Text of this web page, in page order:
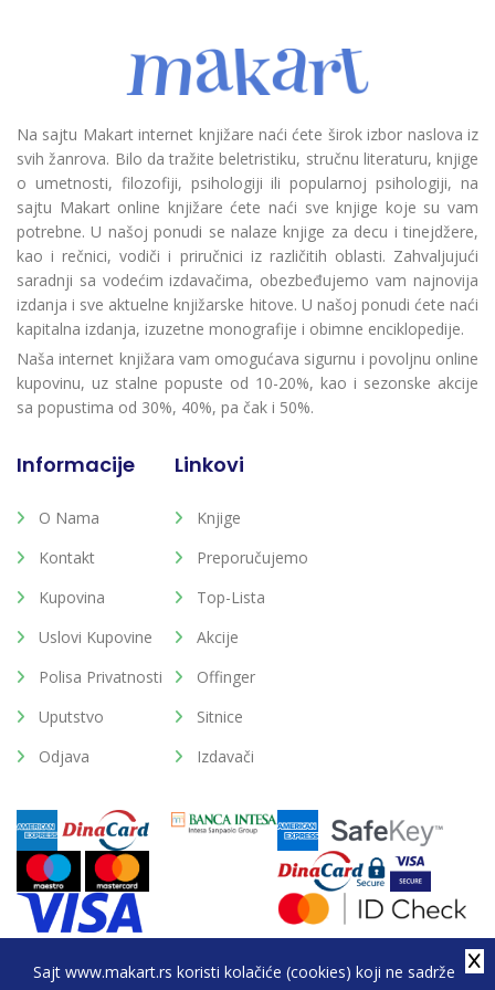
Sajt www.makart.rs koristi kolačiće (cookies) koji ne sadrže
Na sajtu Makart internet knjižare naći ćete širok izbor naslova iz
svih žanrova. Bilo da tražite beletristiku, stručnu literaturu, knjige
o umetnosti, filozofiji, psihologiji ili popularnoj psihologiji, na
sajtu Makart online knjižare ćete naći sve knjige koje su vam
potrebne. U našoj ponudi se nalaze knjige za decu i tinejdžere,
kao i rečnici, vodiči i priručnici iz različitih oblasti. Zahvaljujući
saradnji sa vodećim izdavačima, obezbeđujemo vam najnovija
izdanja i sve aktuelne knjižarske hitove. U našoj ponudi ćete naći
kapitalna izdanja, izuzetne monografije i obimne enciklopedije.
Naša internet knjižara vam omogućava sigurnu i povoljnu online
kupovinu, uz stalne popuste od 10-20%, kao i sezonske akcije
sa popustima od 30%, 40%, pa čak i 50%.
Informacije
O Nama
Kontakt
Kupovina
Uslovi Kupovine
Polisa Privatnosti
Uputstvo
Odjava
Linkovi
Knjige
Preporučujemo
Top-Lista
Akcije
Offinger
Sitnice
Izdavači